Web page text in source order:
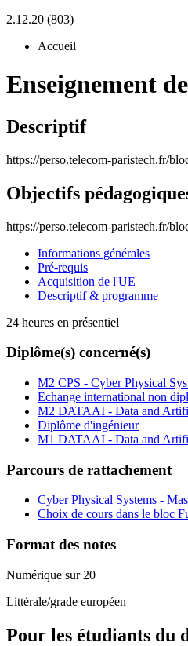
2.12.20 (803)
Accueil
Enseignement
Descriptif
https://perso.telecom-paristech.fr/
Objectifs
https://perso.telecom-paristech.fr/
Informations générales
Pré-requis
Acquisition de l'UE
Descriptif & programme
24 heures en présentiel
Diplôme(s) concerné(s)
M2 CPS - Cyber Physical
Echange international non
M2 DATAAI - Data and
Diplôme d'ingénieur
M1 DATAAI - Data and
Parcours de rattachement
Cyber Physical Systems -
Choix de cours dans le bloc
Format des notes
Numérique sur 20
Littérale/grade européen
Pour les étudiants du